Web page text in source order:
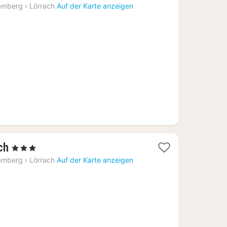
› Lörrach Auf der Karte anzeigen
1
Nacht
, 3 Sterne
› Lörrach Auf der Karte anzeigen